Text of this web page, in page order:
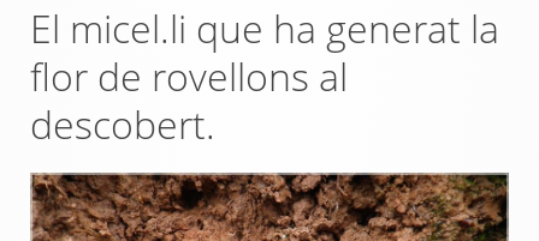
El micel.li que ha generat la
flor de rovellons al
descobert.